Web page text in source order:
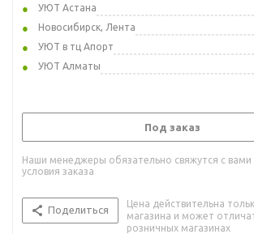
УЮТ Астана
Новосибирск, Лента
УЮТ в тц Апорт
УЮТ Алматы
Под заказ
Наши менеджеры обязательно свяжутся с вами
условия заказа
Поделиться
Цена действительна
магазина и может
розничных магазинах